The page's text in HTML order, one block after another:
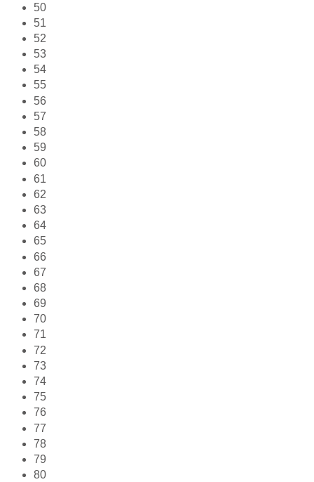
50
51
52
53
54
55
56
57
58
59
60
61
62
63
64
65
66
67
68
69
70
71
72
73
74
75
76
77
78
79
80